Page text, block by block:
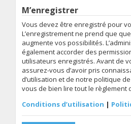
M’enregistrer
Vous devez être enregistré pour
L’enregistrement ne prend que
augmente vos possibilités.
également accorder des
utilisateurs enregistrés. Avant de
assurez-vous d’avoir pris
d’utilisation et de notre politique
vous de bien lire tout le règlement
Conditions d’utilisation |